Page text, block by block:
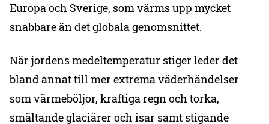
Europa och Sverige, som värms upp mycket
snabbare än det globala genomsnittet.
När jordens medeltemperatur stiger leder det
bland annat till mer extrema väderhändelser
som värmeböljor, kraftiga regn och torka,
smältande glaciärer och isar samt stigande